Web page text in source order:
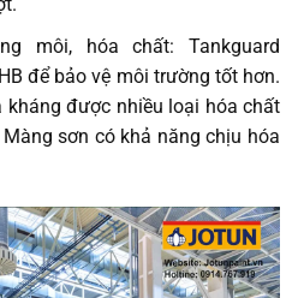
môi, hóa chất: Tankguard
để bảo vệ môi trường tốt hơn.
kháng được nhiều loại hóa chất
sơn có khả năng chịu hóa